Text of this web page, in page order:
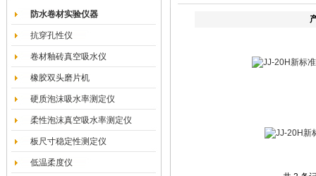
防水卷材实验仪器
抗穿孔性仪
卷材釉砖真空吸水仪
橡胶双头磨片机
硬质泡沫吸水率测定仪
柔性泡沫真空吸水率测定仪
板尺寸稳定性测定仪
低温柔度仪